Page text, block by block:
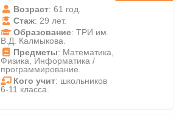
Возраст: 61 год.
Стаж: 29 лет.
Образование: ТРИ им.
В.Д. Калмыкова.
Предметы: Математика,
Физика, Информатика /
программирование.
Кого учит: школьников
6-11 класса.